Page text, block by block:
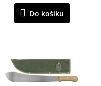
Do košíku